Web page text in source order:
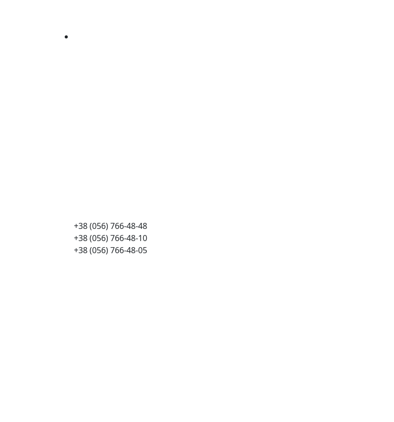
+38 (056) 766-48-48
+38 (056) 766-48-10
+38 (056) 766-48-05